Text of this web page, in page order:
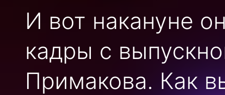
И вот накануне
кадры с
Примакова. Как